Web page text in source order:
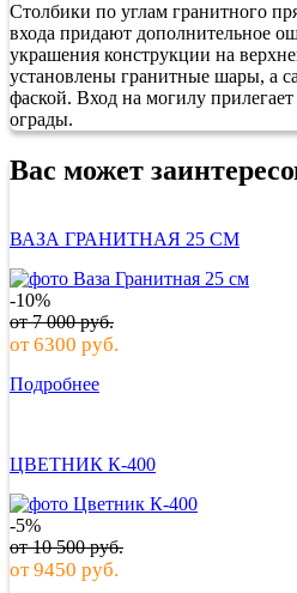
Столбики по углам гранитного
входа придают дополнительное
украшения конструкции на
установлены гранитные шары, а
фаской. Вход на могилу
ограды.
Вас может
ВАЗА ГРАНИТНАЯ 25 СМ
-10%
от7 000руб.
от6300 руб.
Подробнее
ЦВЕТНИК К-400
-5%
от10 500руб.
от9450 руб.